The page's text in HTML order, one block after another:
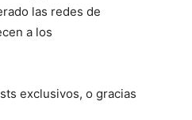
las redes de
a los
exclusivos, o gracias